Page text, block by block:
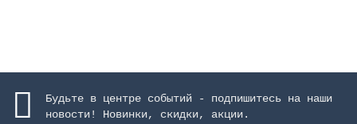
Будьте в центре событий - подпишитесь на наши
новости! Новинки, скидки, акции.